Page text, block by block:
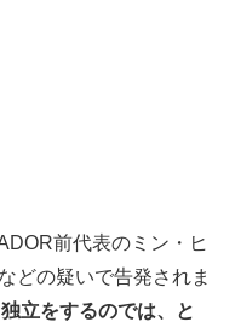
前代表のミン・ヒ
どの疑いで告発されま
立をするのでは、と